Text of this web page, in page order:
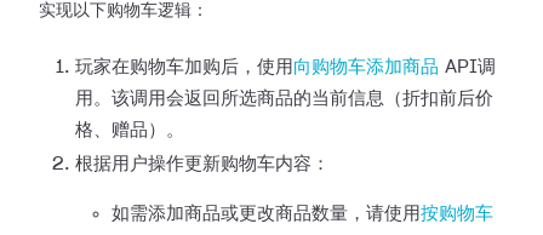
实现以下购物车逻辑：
玩家在购物车加购后，使用 向购物车添加商品 API调
用。该调用会返回所选商品的当前信息（折扣前后价
格、赠品）。
根据用户操作更新购物车内容：
如需添加商品或更改商品数量，请使用按购物车